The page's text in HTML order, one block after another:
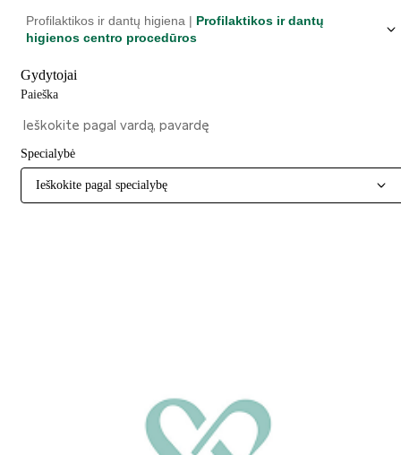
Profilaktikos ir dantų higiena | Profilaktikos ir dantų
higienos centro procedūros
Gydytojai
Paieška
Specialybė
Ieškokite pagal specialybę